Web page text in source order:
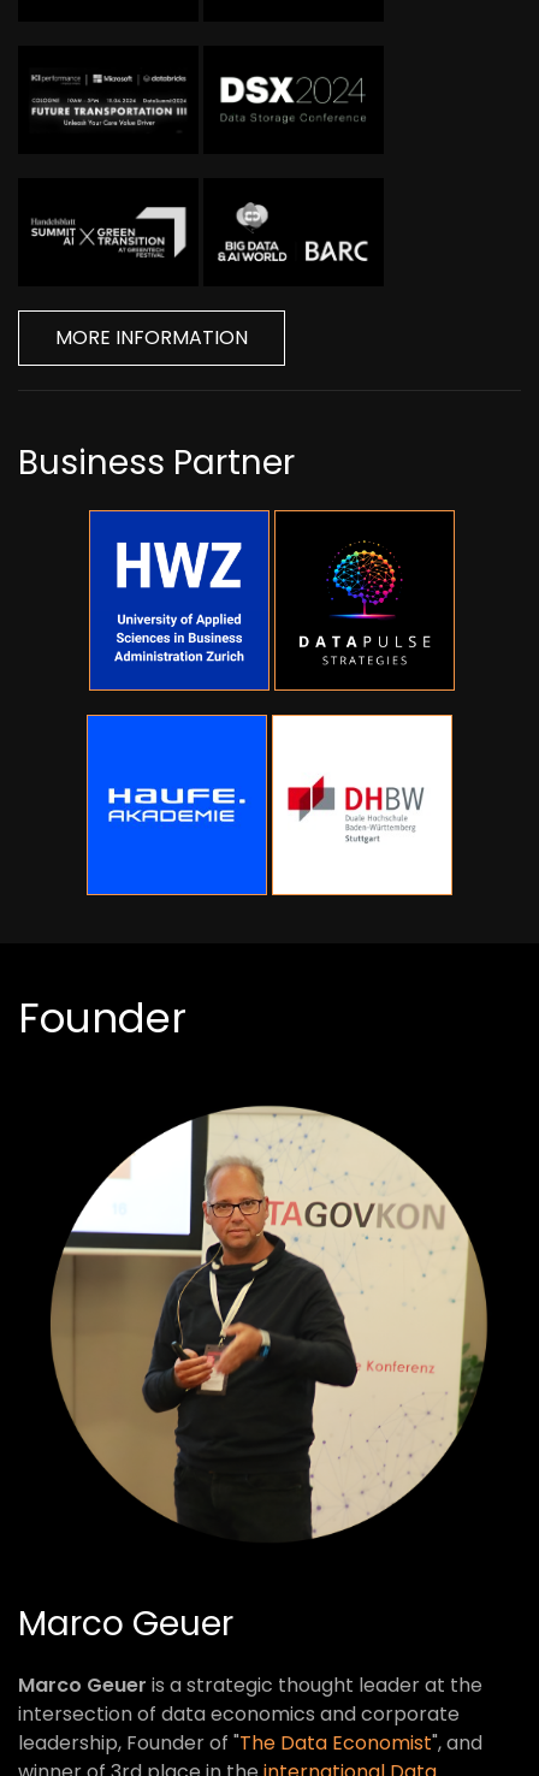
MORE INFORMATION
Business Partner
Founder
Marco Geuer
Marco Geuer is a strategic thought leader at the
intersection of data economics and corporate
leadership, Founder of "The Data Economist", and